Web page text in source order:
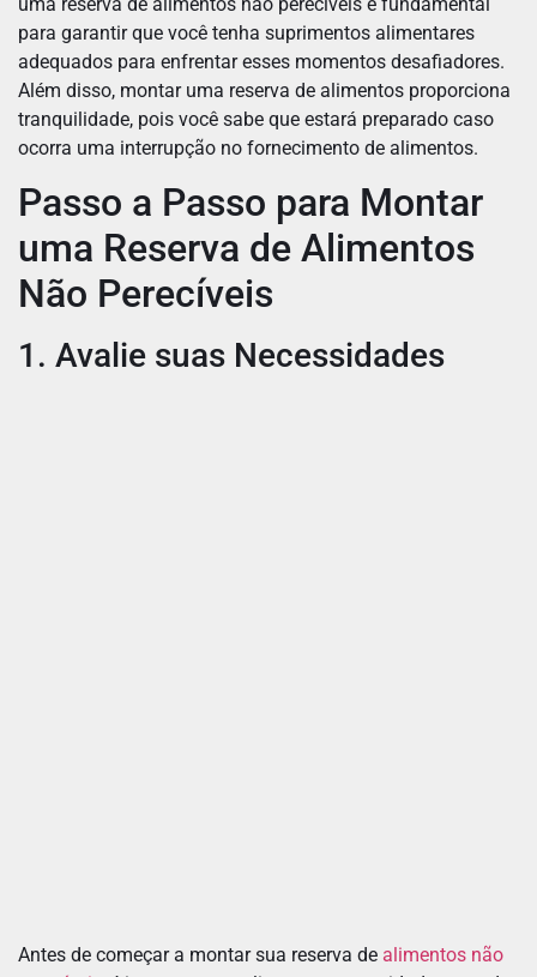
para garantir que você tenha suprimentos alimentares
adequados para enfrentar esses momentos desafiadores.
Além disso, montar uma reserva de alimentos proporciona
tranquilidade, pois você sabe que estará preparado caso
ocorra uma interrupção no fornecimento de alimentos.
Passo a Passo para Montar
uma Reserva de Alimentos
Não Perecíveis
1. Avalie suas Necessidades
Antes de começar a montar sua reserva de alimentos não